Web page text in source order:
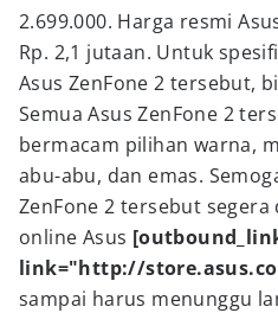
2.699.000. Harga resmi
Rp. 2,1 jutaan. Untuk
Asus ZenFone 2 tersebut,
Semua Asus ZenFone 2
bermacam pilihan warna,
abu-abu, dan emas.
ZenFone 2 tersebut
online Asus
link="http://
sampai harus menunggu